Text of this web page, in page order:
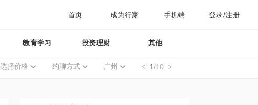
首页 成为行家 手机端 登录/注册
教育学习 投资理财 其他
选择价格 约聊方式 广州 1/10